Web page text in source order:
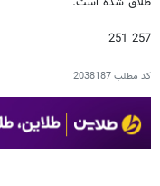
257 251
کد مطلب2038187